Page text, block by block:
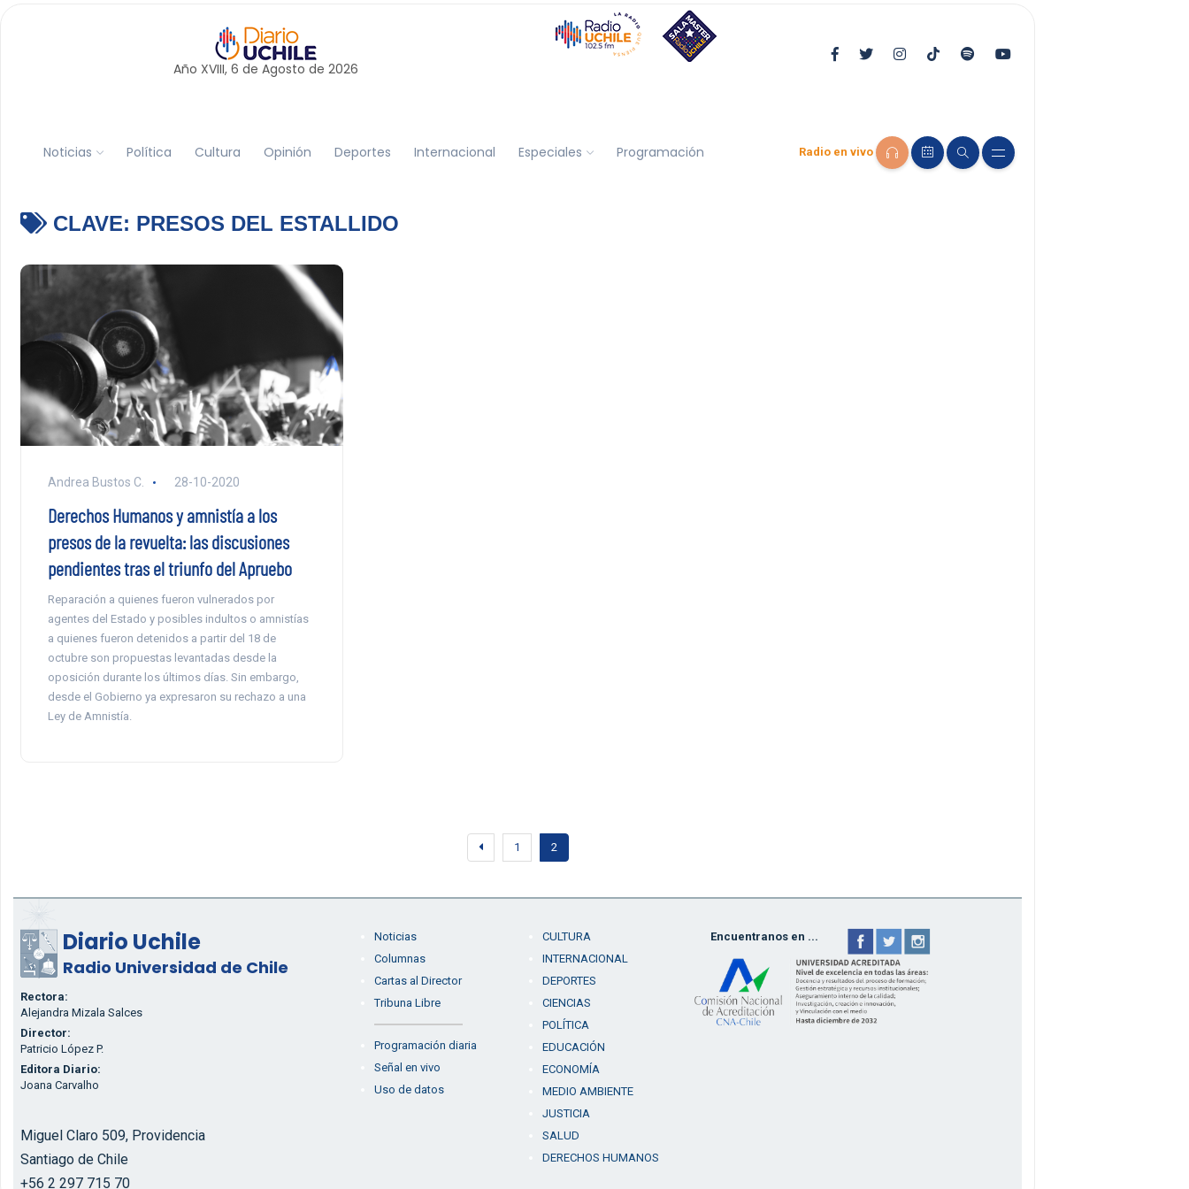
Año XVIII, 6 de Agosto de 2026
Noticias Política Cultura Opinión Deportes Internacional Especiales Programación Radio en vivo
CLAVE: PRESOS DEL ESTALLIDO
Andrea Bustos C. 28-10-2020
Derechos Humanos y amnistía a los
presos de la revuelta: las discusiones
pendientes tras el triunfo del Apruebo
Reparación a quienes fueron vulnerados por
agentes del Estado y posibles indultos o amnistías
a quienes fueron detenidos a partir del 18 de
octubre son propuestas levantadas desde la
oposición durante los últimos días. Sin embargo,
desde el Gobierno ya expresaron su rechazo a una
Ley de Amnistía.
1 2
Diario Uchile
Radio Universidad de Chile
Rectora:
Alejandra Mizala Salces
Director:
Patricio López P.
Editora Diario:
Joana Carvalho
Miguel Claro 509, Providencia
Santiago de Chile
+56 2 297 715 70
Noticias
Columnas
Cartas al Director
Tribuna Libre
Programación diaria
Señal en vivo
Uso de datos
CULTURA
INTERNACIONAL
DEPORTES
CIENCIAS
POLÍTICA
EDUCACIÓN
ECONOMÍA
MEDIO AMBIENTE
JUSTICIA
SALUD
DERECHOS HUMANOS
Encuentranos en ...